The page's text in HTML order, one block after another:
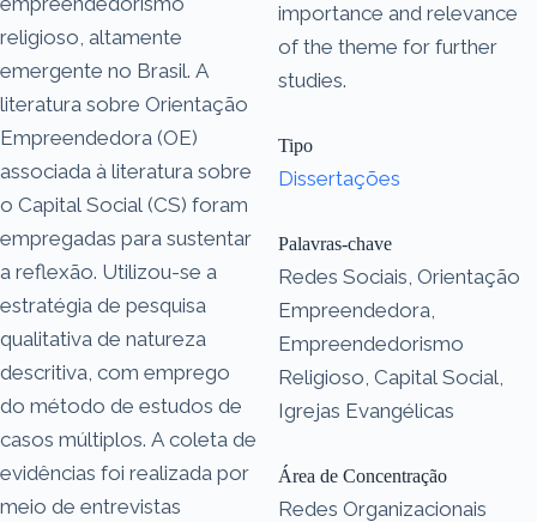
religioso, altamente
emergente no Brasil. A
literatura sobre Orientação
Empreendedora (OE)
associada à literatura sobre
o Capital Social (CS) foram
empregadas para sustentar
a reflexão. Utilizou-se a
estratégia de pesquisa
qualitativa de natureza
descritiva, com emprego
do método de estudos de
casos múltiplos. A coleta de
evidências foi realizada por
meio de entrevistas
importance and relevance
of the theme for further
studies.
Tipo
Dissertações
Palavras-chave
Redes Sociais, Orientação
Empreendedora,
Empreendedorismo
Religioso, Capital Social,
Igrejas Evangélicas
Área de Concentração
Redes Organizacionais